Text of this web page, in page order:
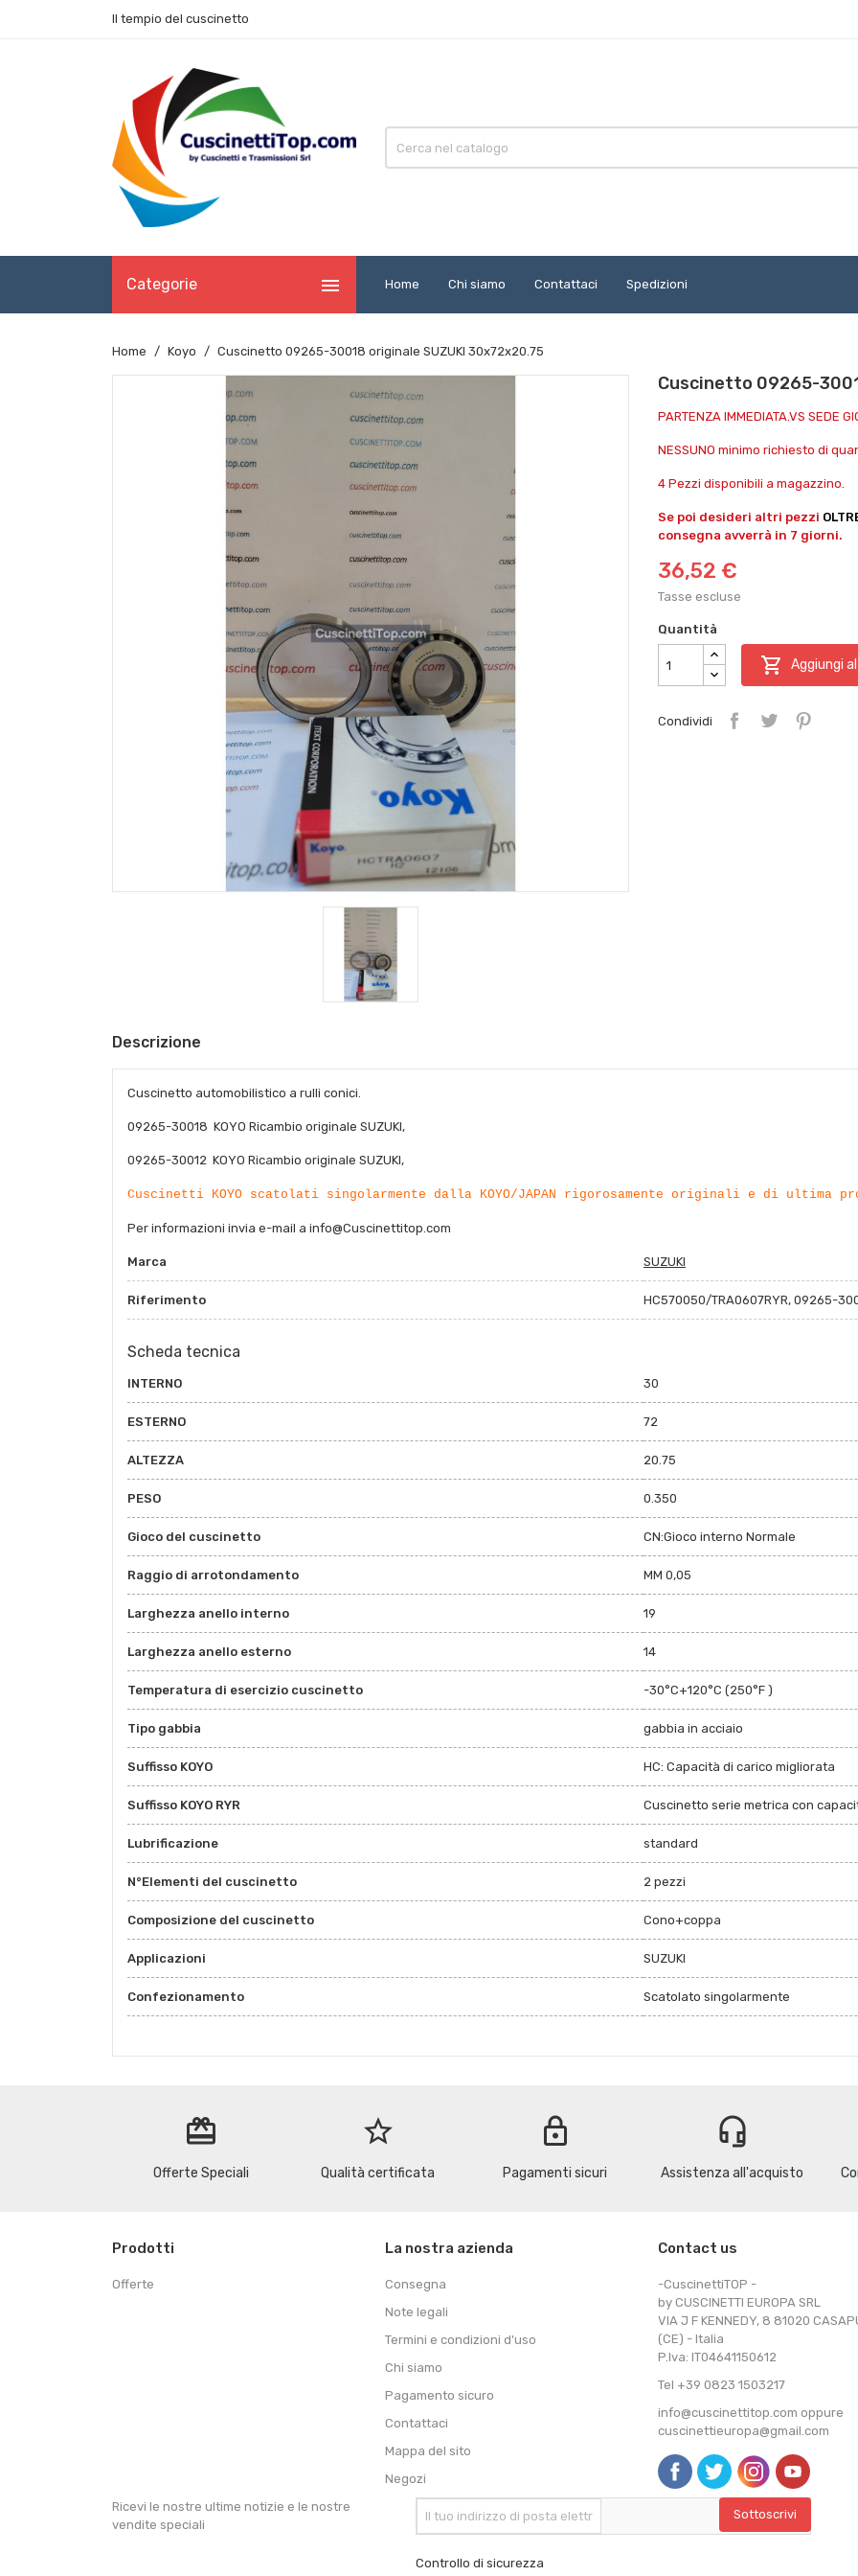
Il tempio del cuscinetto
Categorie  Home Chi siamo Contattaci Spedizioni
Home Koyo Cuscinetto 09265-30018 originale SUZUKI 30x72x20.75
Cuscinetto 09265-
PARTENZA IMMEDIATA.VS SEDE
NESSUNO minimo richiesto di
4 Pezzi disponibili a magazzino.
Se poi desideri altri pezzi
consegna avverrà in 7 giorni.
36,52 €
Tasse escluse
Quantità
 Aggiungi
Condividi
Descrizione
Cuscinetto automobilistico a rulli conici.
09265-30018 KOYO Ricambio originale SUZUKI,
09265-30012 KOYO Ricambio originale SUZUKI,
Cuscinetti KOYO scatolati singolarmente dalla KOYO/JAPAN rigorosamente originali e di ultima
Per informazioni invia e-mail a info@Cuscinettitop.com
Marca SUZUKI
Riferimento HC570050/TRA0607RYR, 09265-
Scheda tecnica
INTERNO 30
ESTERNO 72
ALTEZZA 20.75
PESO 0.350
Gioco del cuscinetto CN:Gioco interno Normale
Raggio di arrotondamento MM 0,05
Larghezza anello interno 19
Larghezza anello esterno 14
Temperatura di esercizio cuscinetto -30°C+120°C (250°F )
Tipo gabbia gabbia in acciaio
Suffisso KOYO HC: Capacità di carico migliorata
Suffisso KOYO RYR Cuscinetto serie metrica con
Lubrificazione standard
N°Elementi del cuscinetto 2 pezzi
Composizione del cuscinetto Cono+coppa
Applicazioni SUZUKI
Confezionamento Scatolato singolarmente
redeem
Offerte Speciali
star_border
Qualità certificata
lock
Pagamenti sicuri
headset_mic
Assistenza all'acquisto
Prodotti
Offerte
La nostra azienda
Consegna
Note legali
Termini e condizioni d'uso
Chi siamo
Pagamento sicuro
Contattaci
Mappa del sito
Negozi
Contact us
-CuscinettiTOP -
by CUSCINETTI EUROPA SRL
VIA J F KENNEDY, 8 81020
(CE) - Italia
P.Iva: IT04641150612
Tel +39 0823 1503217
info@cuscinettitop.com oppure
cuscinettieuropa@gmail.com
Ricevi le nostre ultime notizie e le nostre
vendite speciali
Controllo di sicurezza